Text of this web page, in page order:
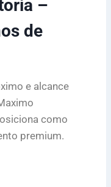
–
de
e alcance
como
premium.